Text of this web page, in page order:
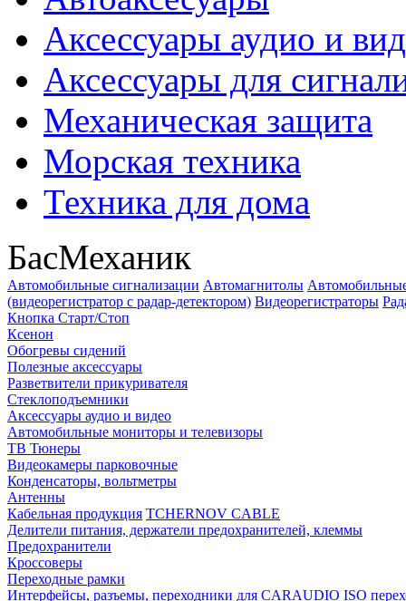
Аксессуары аудио и
Аксессуары для
Механическая защита
Морская техника
Техника для дома
БасМеханик
Автомобильные сигнализации Автомагнитолы
(видеорегистратор с радар-детектором) Видеорегистраторы
Кнопка Старт/Стоп
Ксенон
Обогревы сидений
Полезные аксессуары
Разветвители прикуривателя
Стеклоподъемники
Аксессуары аудио и видео
Автомобильные мониторы и телевизоры
ТВ Тюнеры
Видеокамеры парковочные
Конденсаторы, вольтметры
Антенны
Кабельная продукция TCHERNOV CABLE
Делители питания, держатели предохранителей, клеммы
Предохранители
Кроссоверы
Переходные рамки
Интерфейсы, разъемы, переходники для CARAUDIO ISO